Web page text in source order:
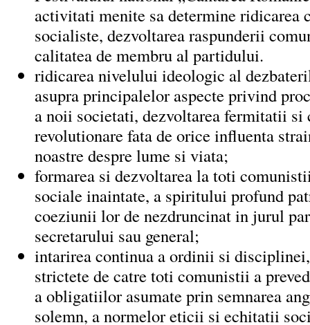
activitati menite sa determine ridicarea
socialiste, dezvoltarea raspunderii
calitatea de membru al partidului.
ridicarea nivelului ideologic al
asupra principalelor aspecte privind
a noii societati, dezvoltarea fermitatii
revolutionare fata de orice influenta
noastre despre lume si viata;
formarea si dezvoltarea la toti
sociale inaintate, a spiritului profund
coeziunii lor de nezdruncinat in jurul
secretarului sau general;
intarirea continua a ordinii si
strictete de catre toti comunistii a
a obligatiilor asumate prin semnarea
solemn, a normelor eticii si echitatii